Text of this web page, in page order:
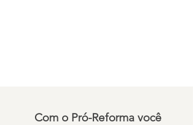
Com o Pró-Reforma você